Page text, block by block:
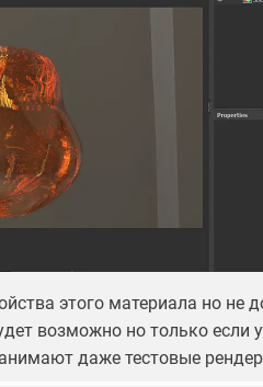
этого материала но не
возможно но только если
даже тестовые